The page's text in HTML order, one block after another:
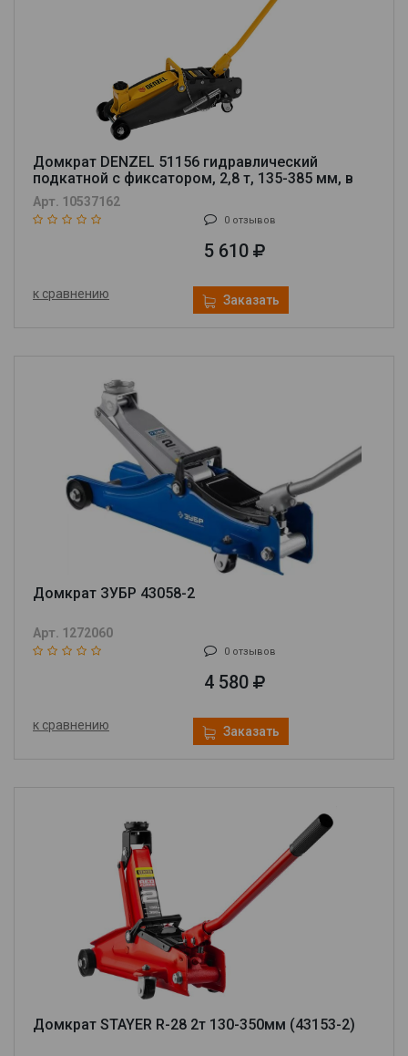
Домкрат DENZEL 51156 гидравлический
подкатной с фиксатором, 2,8 т, 135-385 мм, в
кейсе
Арт. 10537162
0 отзывов
5 610
к сравнению Заказать
Домкрат ЗУБР 43058-2
Арт. 1272060
0 отзывов
4 580
к сравнению Заказать
Домкрат STAYER R-28 2т 130-350мм (43153-2)